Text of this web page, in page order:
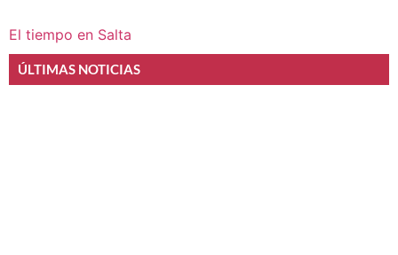
El tiempo en Salta
ÚLTIMAS NOTICIAS